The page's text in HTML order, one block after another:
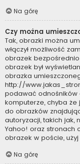
Na górę
Czy można
Tak, obrazki można
włączył możliwość
obrazek bezpośrednio
obrazek był
obrazka
http://
podawać odnośników
komputerze, chyba
do obrazków
autoryzacji, takich jak,
Yahoo! oraz stronach
obrazek w poście,
Na górę